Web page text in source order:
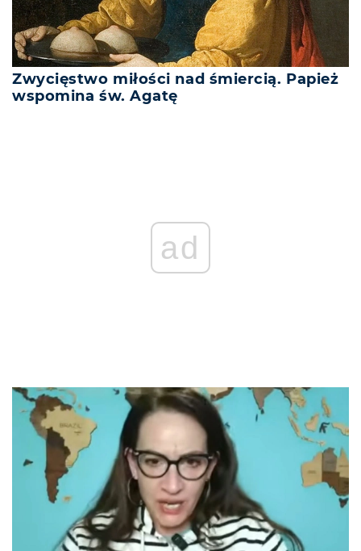
Zwycięstwo miłości nad śmiercią. Papież
wspomina św. Agatę
ad